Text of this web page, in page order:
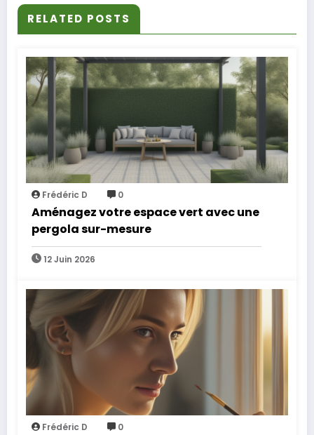
RELATED POSTS
Frédéric D 0
Aménagez votre espace vert avec une
pergola sur-mesure
12 Juin 2026
Frédéric D 0